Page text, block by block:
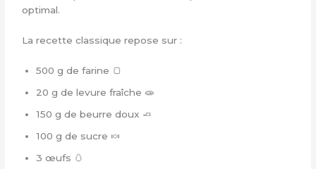
optimal.
La recette classique repose sur :
500 g de farine 🍞
20 g de levure fraîche 🧫
150 g de beurre doux 🧈
100 g de sucre 🍬
3 œufs 🥚